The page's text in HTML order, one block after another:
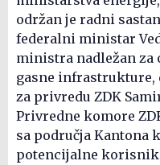
održan je radni
federalni ministar
ministra nadležan
gasne infrastrukture,
za privredu ZDK
Privredne komore
sa područja Kantona
potencijalne